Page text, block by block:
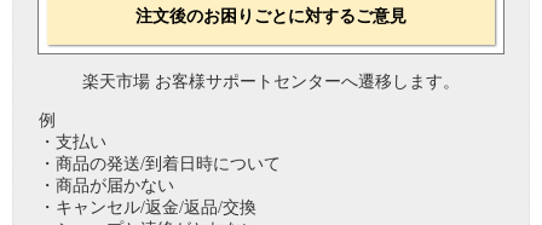
注文後のお困りごとに対するご意見
楽天市場 お客様サポートセンターへ遷移します。
例
・支払い
・商品の発送/到着日時について
・商品が届かない
・キャンセル/返金/返品/交換